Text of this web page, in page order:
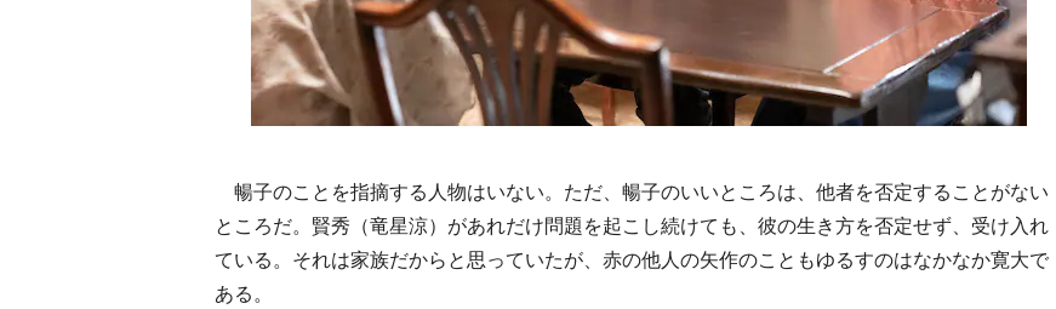
暢子のことを指摘する人物はいない。ただ、暢子のいいところは、他者を否定することがない
ところだ。賢秀（竜星涼）があれだけ問題を起こし続けても、彼の生き方を否定せず、受け入れ
ている。それは家族だからと思っていたが、赤の他人の矢作のこともゆるすのはなかなか寛大で
ある。